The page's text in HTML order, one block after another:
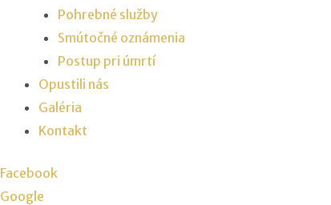
Pohrebné služby
Smútočné oznámenia
Postup pri úmrtí
Opustili nás
Galéria
Kontakt
Facebook
Google